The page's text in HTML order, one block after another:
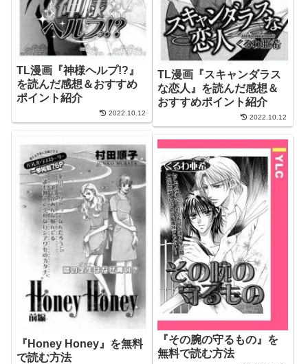
TL漫画『神様ヘルプ!?』
を読んだ感想＆おすすめ
ポイント紹介
2022.10.12
TL漫画『スキャンダラス
な恋人』を読んだ感想＆
おすすめポイント紹介
2022.10.12
『Honey Honey』を無料
で読む方法
『その腕の守るもの』を
無料で読む方法